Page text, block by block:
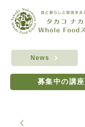
News
募集中の講